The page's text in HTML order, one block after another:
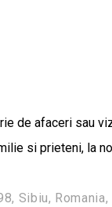
de afaceri sau
si prieteni, la
Sibiu,